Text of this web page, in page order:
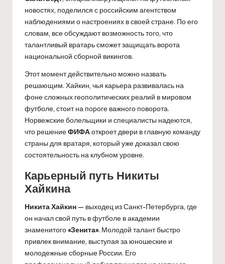
новостях, поделился с российским агентством
наблюдениями о настроениях в своей стране. По его
словам, все обсуждают возможность того, что
талантливый вратарь сможет защищать ворота
национальной сборной викингов.
Этот момент действительно можно назвать
решающим. Хайкин, чья карьера развивалась на
фоне сложных геополитических реалий в мировом
футболе, стоит на пороге важного поворота.
Норвежские болельщики и специалисты надеются,
что решениеФИФАоткроет двери в главную команду
страны для вратаря, который уже доказал свою
состоятельность на клубном уровне.
Карьерный путь Никиты
Хайкина
Никита Хайкин — выходец из Санкт-Петербурга, где
он начал свой путь в футболе в академии
знаменитого«Зенита». Молодой талант быстро
привлек внимание, выступая за юношеские и
молодежные сборные России. Его